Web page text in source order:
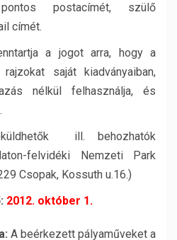
postacímét, szülő
címét.
a jogot arra, hogy a
saját kiadványaiban,
nélkül felhasználja, és
ill. behozhatók
felvidéki Nemzeti Park
Csopak, Kossuth u.16.)
2012. október 1.
A beérkezett pályaműveket a